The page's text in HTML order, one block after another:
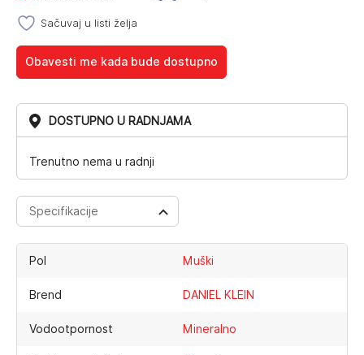
Sačuvaj u listi želja
Obavesti me kada bude dostupno
DOSTUPNO U RADNJAMA
Trenutno nema u radnji
Specifikacije
Pol Muški
Brend DANIEL KLEIN
Vodootpornost Mineralno